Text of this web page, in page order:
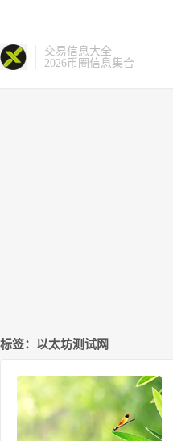
交易信息大全
2026币圈信息集合
标签：以太坊测试网